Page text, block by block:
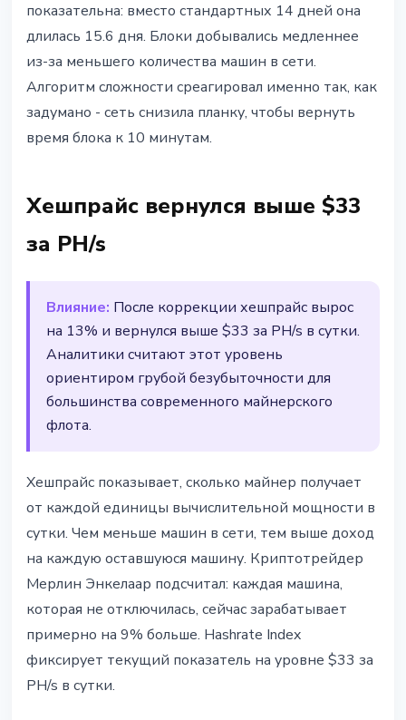
показательна: вместо стандартных 14 дней она
длилась 15.6 дня. Блоки добывались медленнее
из-за меньшего количества машин в сети.
Алгоритм сложности среагировал именно так, как
задумано - сеть снизила планку, чтобы вернуть
время блока к 10 минутам.
Хешпрайс вернулся выше $33
за PH/s
Влияние: После коррекции хешпрайс вырос
на 13% и вернулся выше $33 за PH/s в сутки.
Аналитики считают этот уровень
ориентиром грубой безубыточности для
большинства современного майнерского
флота.
Хешпрайс показывает, сколько майнер получает
от каждой единицы вычислительной мощности в
сутки. Чем меньше машин в сети, тем выше доход
на каждую оставшуюся машину. Криптотрейдер
Мерлин Энкелаар подсчитал: каждая машина,
которая не отключилась, сейчас зарабатывает
примерно на 9% больше. Hashrate Index
фиксирует текущий показатель на уровне $33 за
PH/s в сутки.